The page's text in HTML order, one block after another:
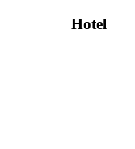
Hotel